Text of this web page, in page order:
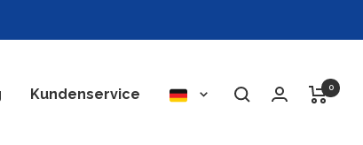
Kundenservice
Sprache
0